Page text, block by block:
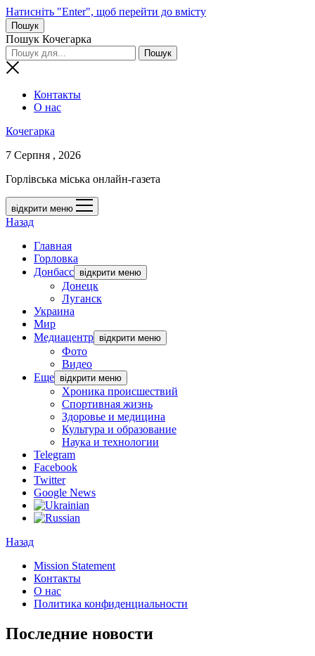
Натисніть "Enter", щоб перейти до вмісту
Пошук
Пошук Кочегарка
Контакты
О нас
Кочегарка
7 Серпня , 2026
Горлівська міська онлайн-газета
відкрити меню
Назад
Главная
Горловка
Донбасс відкрити меню
Донецк
Луганск
Украина
Мир
Медиацентр відкрити меню
Фото
Видео
Еще відкрити меню
Хроника происшествий
Спортивная жизнь
Здоровье и медицина
Культура и образование
Наука и технологии
Telegram
Facebook
Twitter
Google News
Назад
Mission Statement
Контакты
О нас
Политика конфиденциальности
Последние новости